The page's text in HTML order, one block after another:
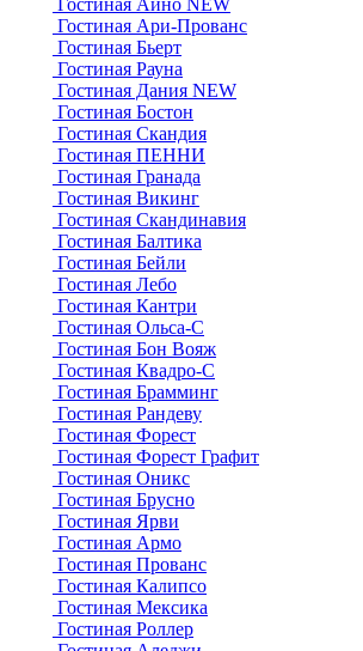
Гостиная Ари-Прованс
Гостиная Бьерт
Гостиная Рауна
Гостиная Дания NEW
Гостиная Бостон
Гостиная Скандия
Гостиная ПЕННИ
Гостиная Гранада
Гостиная Викинг
Гостиная Скандинавия
Гостиная Балтика
Гостиная Бейли
Гостиная Лебо
Гостиная Кантри
Гостиная Ольса-С
Гостиная Бон Вояж
Гостиная Квадро-С
Гостиная Брамминг
Гостиная Рандеву
Гостиная Форест
Гостиная Форест Графит
Гостиная Оникс
Гостиная Брусно
Гостиная Ярви
Гостиная Армо
Гостиная Прованс
Гостиная Калипсо
Гостиная Мексика
Гостиная Роллер